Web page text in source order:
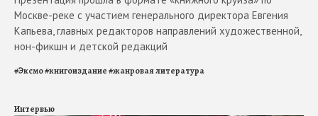
Москве-реке с участием генерального директора Евгения
Капьева, главных редакторов направлений художественной,
нон-фикшн и детской редакций
#Эксмо#книгоиздание#жанровая литература
Интервью